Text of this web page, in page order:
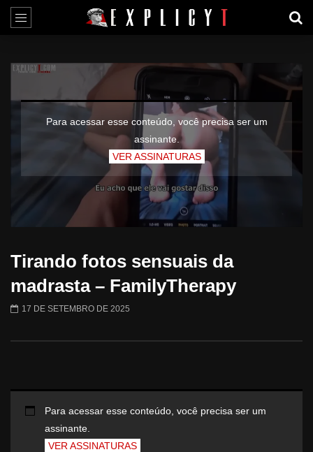
Para acessar esse conteúdo, você precisa ser um
assinante.
VER ASSINATURAS
Tirando fotos sensuais da
madrasta – FamilyTherapy
17 DE SETEMBRO DE 2025
Para acessar esse conteúdo, você precisa ser um
assinante.
VER ASSINATURAS